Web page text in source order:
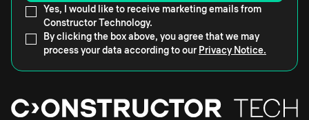
Yes, I would like to receive marketing emails from
Constructor Technology.
By clicking the box above, you agree that we may
process your data according to our Privacy Notice.